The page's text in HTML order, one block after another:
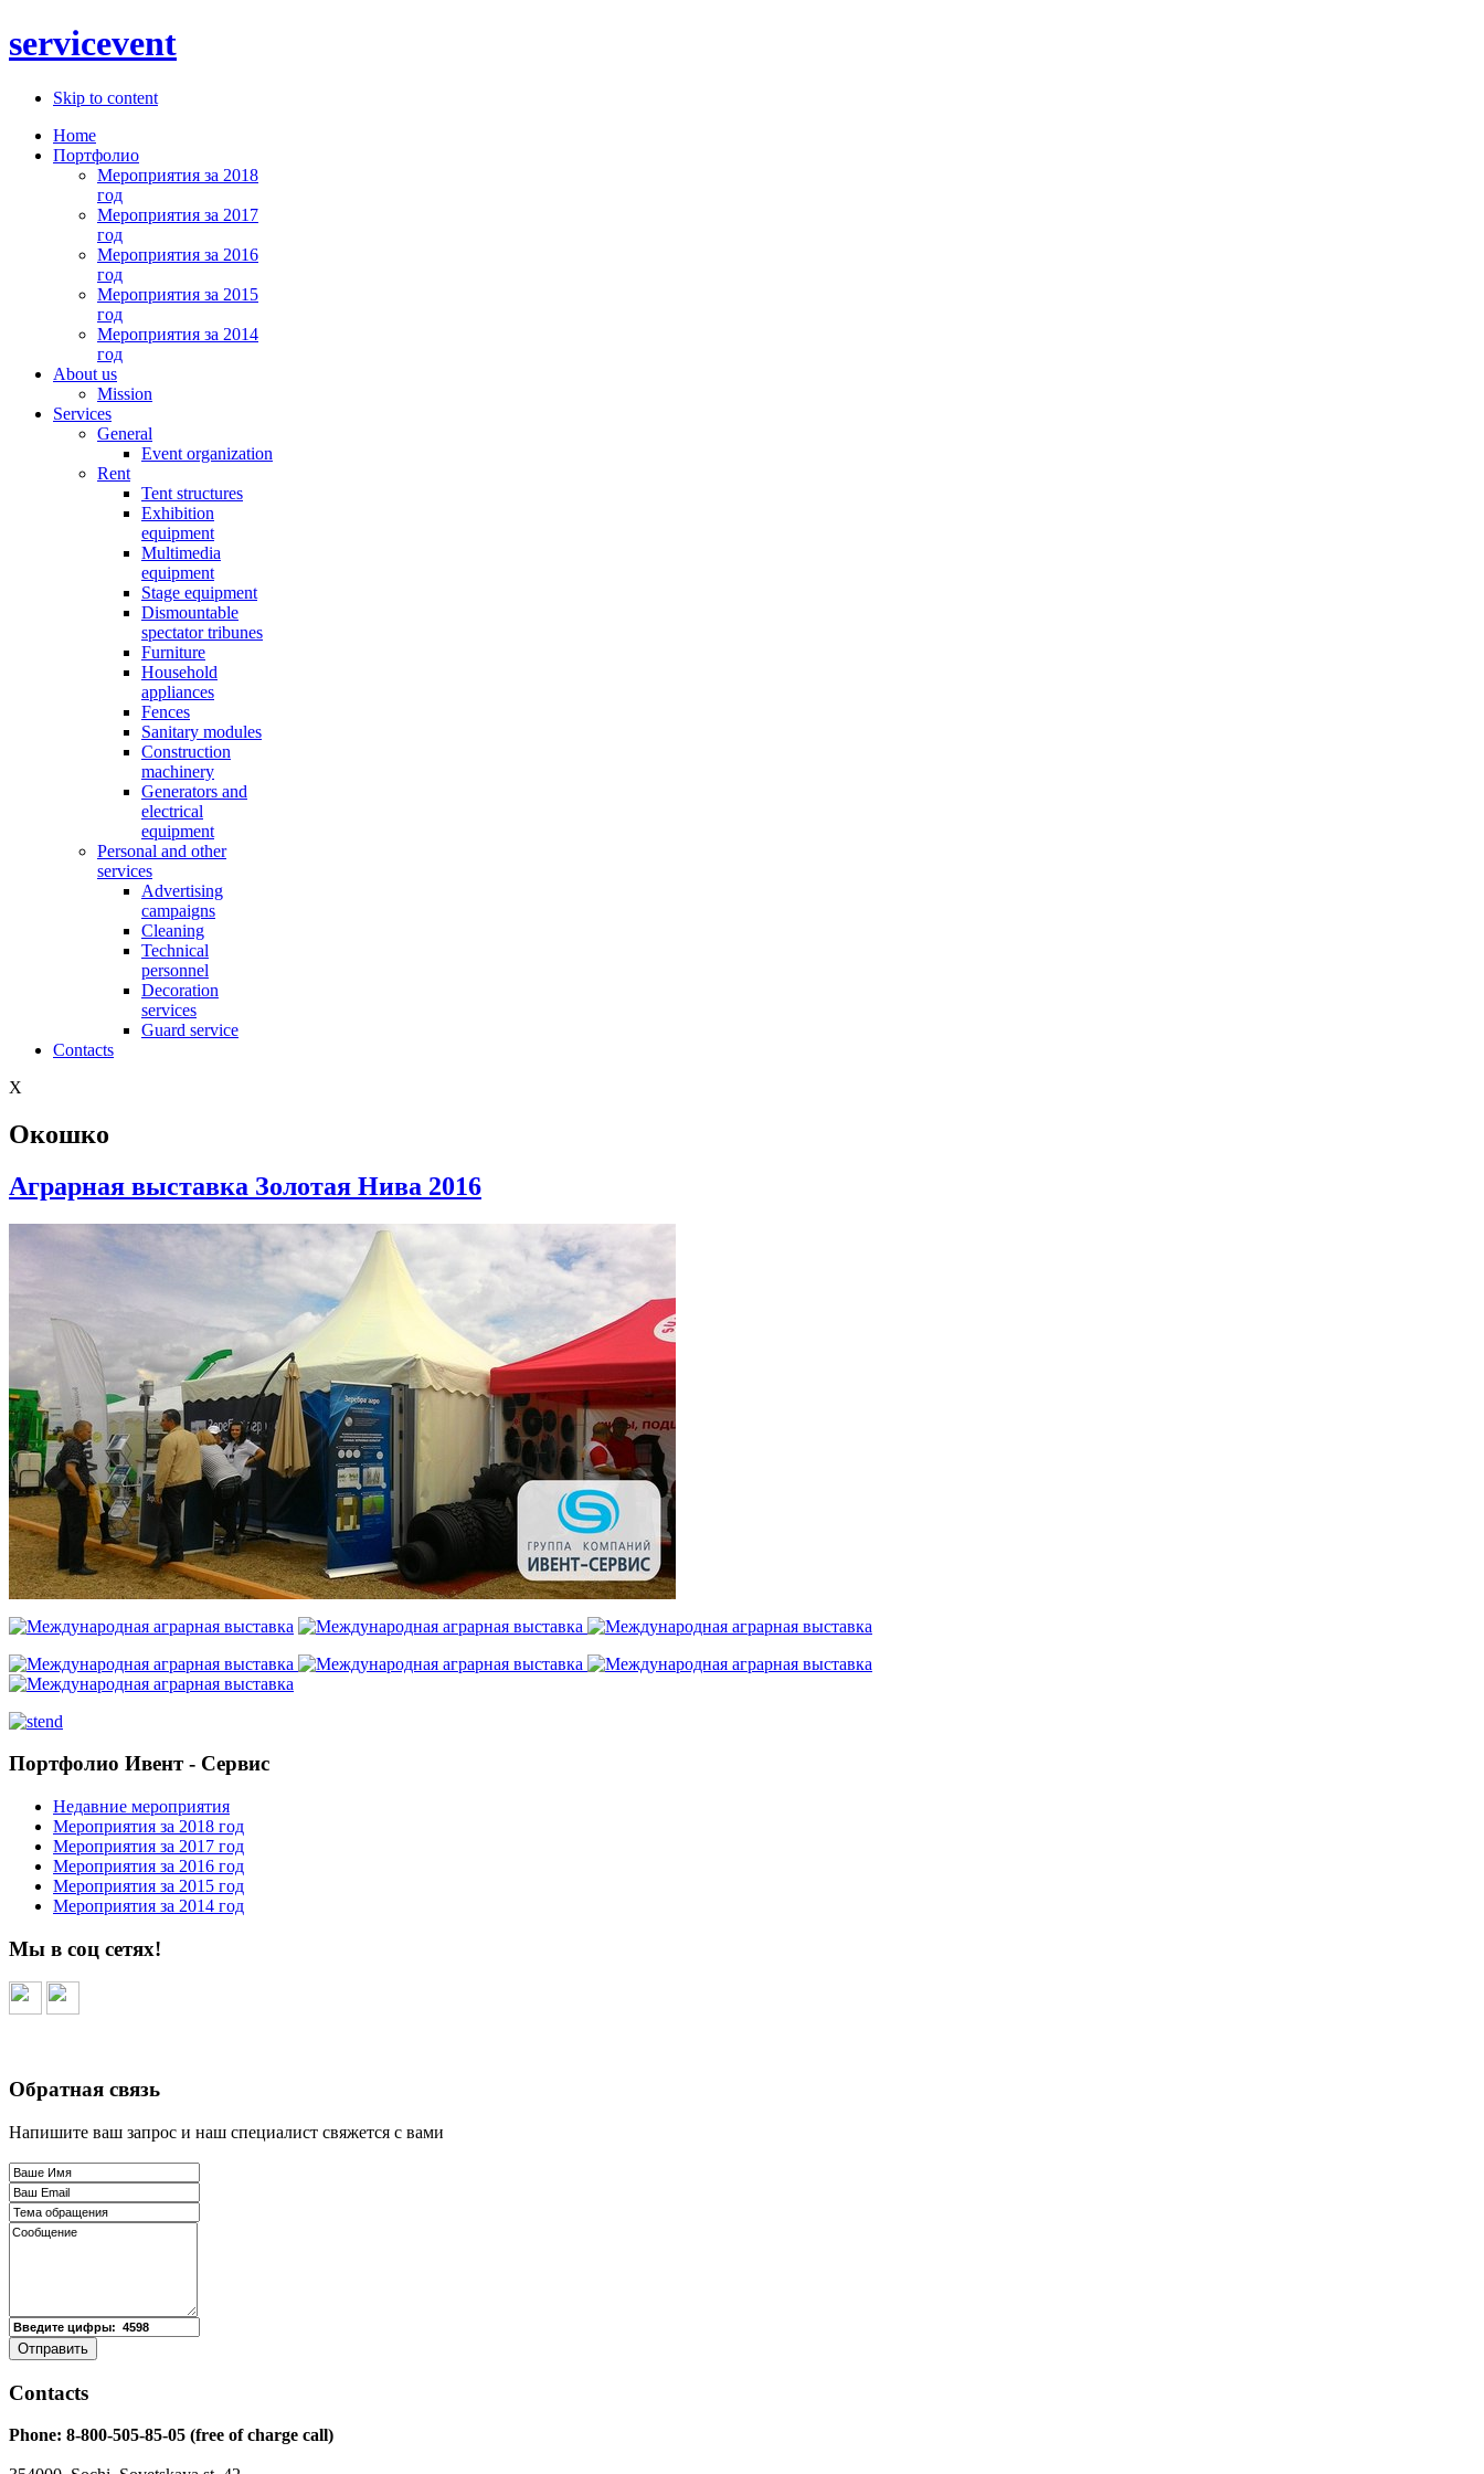
servicevent
Skip to content
Home
Портфолио
Мероприятия за 2018
год
Мероприятия за 2017
год
Мероприятия за 2016
год
Мероприятия за 2015
год
Мероприятия за 2014
год
About us
Mission
Services
General
Event organization
Rent
Tent structures
Exhibition
equipment
Multimedia
equipment
Stage equipment
Dismountable
spectator tribunes
Furniture
Household
appliances
Fences
Sanitary modules
Construction
machinery
Generators and
electrical
equipment
Personal and other
services
Advertising
campaigns
Cleaning
Technical
personnel
Decoration
services
Guard service
Contacts
X
Окошко
Аграрная выставка Золотая Нива 2016
Портфолио Ивент - Сервис
Недавние мероприятия
Мероприятия за 2018 год
Мероприятия за 2017 год
Мероприятия за 2016 год
Мероприятия за 2015 год
Мероприятия за 2014 год
Мы в соц сетях!
Обратная связь
Напишите ваш запрос и наш специалист свяжется с вами
Contacts
Phone: 8-800-505-85-05 (free of charge call)